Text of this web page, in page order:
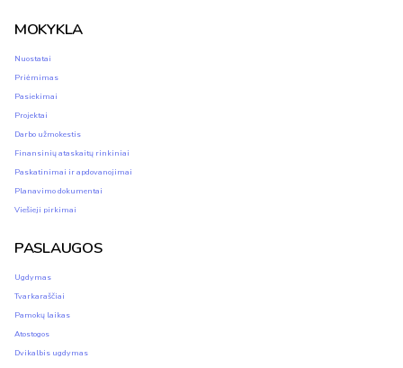
MOKYKLA
Nuostatai
Priėmimas
Pasiekimai
Projektai
Darbo užmokestis
Finansinių ataskaitų rinkiniai
Paskatinimai ir apdovanojimai
Planavimo dokumentai
Viešieji pirkimai
PASLAUGOS
Ugdymas
Tvarkaraščiai
Pamokų laikas
Atostogos
Dvikalbis ugdymas